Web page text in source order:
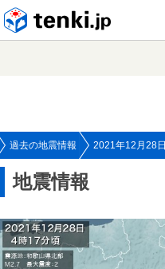
過去の地震情報 2021年12月28日
地震情報